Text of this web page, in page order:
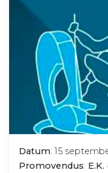
Datum: 15
Promovendus: